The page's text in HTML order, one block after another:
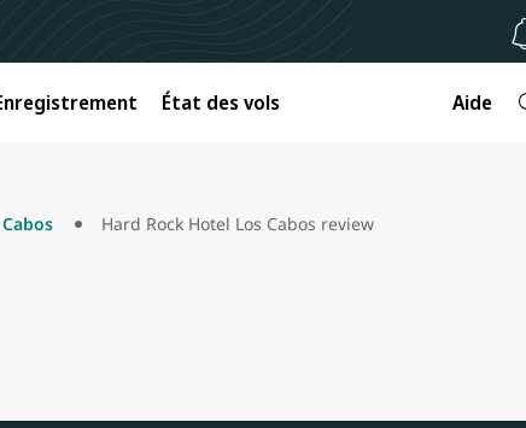
État des vols Aide
Hard Rock Hotel Los Cabos review